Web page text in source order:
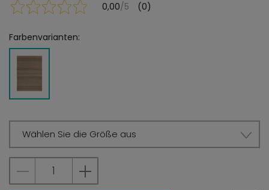
0,00/5 (0)
Farbenvarianten:
Wählen Sie die Größe aus